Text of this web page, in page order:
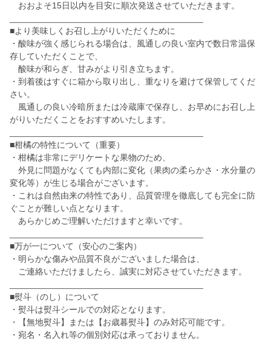
おおよそ15日以内を目安に順次発送させていただきます。
■より美味しくお召し上がりいただくために
・酸味が強く感じられる場合は、風通しの良い室内で数日常温保
存していただくことで、
酸味が和らぎ、甘みがより引き立ちます。
・到着後はすぐに箱から取り出し、重なりを避けて保管してくだ
さい。
風通しの良い冷暗所または冷蔵庫で保存し、お早めにお召し上
がりいただくことをおすすめいたします。
■柑橘の特性について（重要）
・柑橘は非常にデリケートな果物のため、
外見に問題がなくても内部に変化（果肉の柔らかさ・水分量の
変化等）が生じる場合がございます。
・これは自然由来の特性であり、品質管理を徹底しても完全に防
ぐことが難しい点となります。
あらかじめご理解いただけますと幸いです。
■万が一について（安心のご案内）
・明らかな傷みや品質不良がございました場合は、
ご連絡いただけましたら、誠実に対応させていただきます。
■熨斗（のし）について
・熨斗は熨斗シールでの対応となります。
・【無地熨斗】または【お歳暮熨斗】のみ対応可能です。
・宛名・名入れ等の個別対応は承っておりません。